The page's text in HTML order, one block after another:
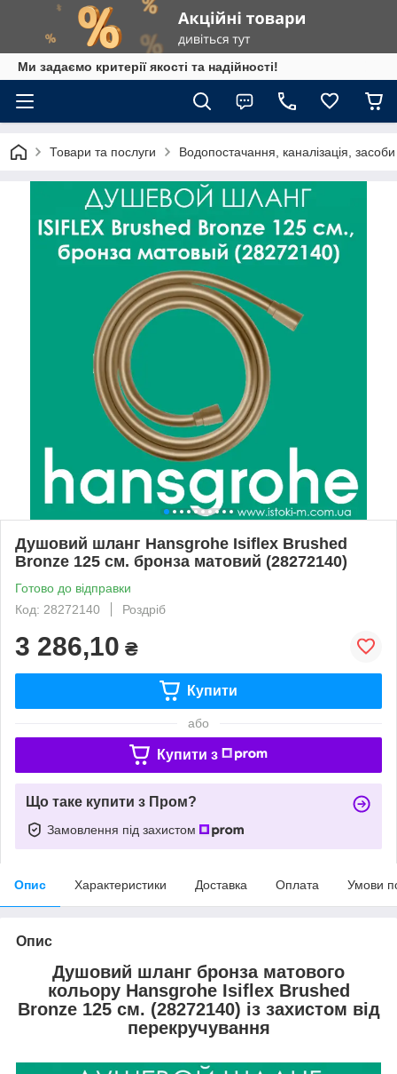
Ми задаємо критерії якості та надійності!
Товари та послуги Водопостачання, каналізація,
Душовий шланг Hansgrohe Isiflex Brushed
Bronze 125 см. бронза матовий (28272140)
Готово до відправки
Код: 28272140
Роздріб
3 286,10 ₴
Купити
або
Купити з
Що таке купити з Пром?
Замовлення під захистом
Опис Характеристики Доставка Оплата Умови
Опис
Душовий шланг бронза матового
кольору Hansgrohe Isiflex Brushed
Bronze 125 см. (28272140) із захистом від
перекручування